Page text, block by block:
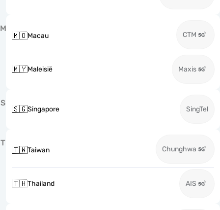
M
🇲🇴Macau CTM
🇲🇾Maleisië Maxis
S
🇸🇬Singapore SingTel
T
🇹🇼Taiwan Chunghwa
🇹🇭Thailand AIS